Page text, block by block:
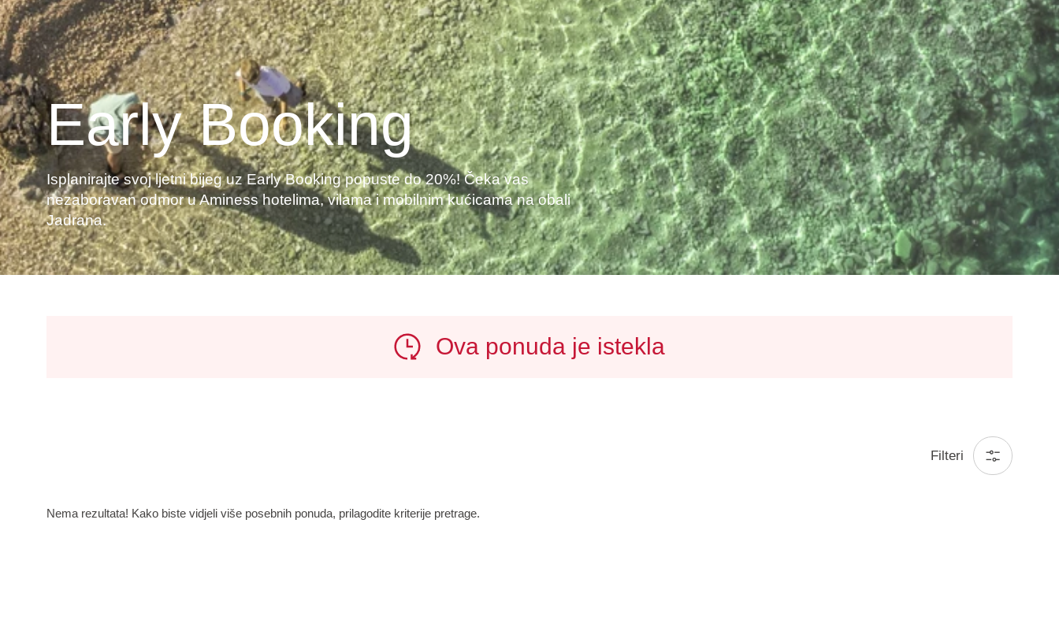
Early Booking
Isplanirajte svoj ljetni bijeg uz Early Booking popuste do 20%! Čeka vas
nezaboravan odmor u Aminess hotelima, vilama i mobilnim kućicama na obali
Jadrana.
Ova ponuda je istekla
Filteri
Nema rezultata! Kako biste vidjeli više posebnih ponuda, prilagodite kriterije pretrage.